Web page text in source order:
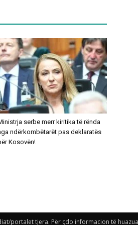
serbe merr kiritika të rënda
ndërkombëtarët pas deklaratës
Kosovën!
portalet tjera. Për çdo informacion të